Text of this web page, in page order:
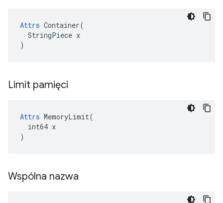
Attrs Container(
  StringPiece x
)
Limit pamięci
Attrs MemoryLimit(
  int64 x
)
Wspólna nazwa